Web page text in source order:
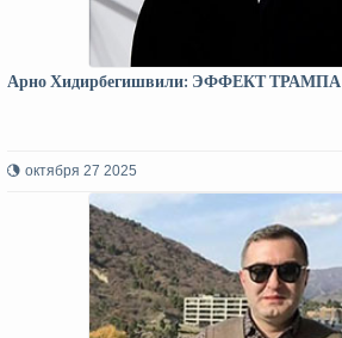
Арно Хидирбегишвили: ЭФФЕКТ ТРАМПА
октября 27 2025